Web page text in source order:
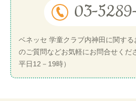
03-
ベネッセ 学童クラブ内神田に関する
のご質問などお気軽にお問合せくだ
平日12－19時）